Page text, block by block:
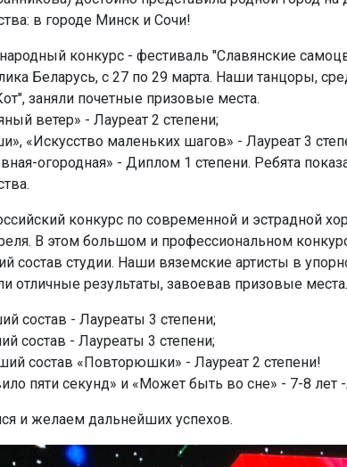
в городе Минск и Сочи!
конкурс - фестиваль "Славянские
Беларусь, с 27 по 29 марта. Наши танцоры,
заняли почетные призовые места.
ветер» - Лауреат 2 степени;
«Искусство маленьких шагов» - Лауреат 3
огородная» - Диплом 1 степени. Ребята
конкурс по современной и эстрадной
В этом большом и профессиональном
состав студии. Наши вяземские артисты в
отличные результаты, завоевав призовые места.
состав - Лауреаты 3 степени;
состав - Лауреаты 3 степени;
состав «Повторюшки» - Лауреат 2 степени!
пяти секунд» и «Может быть во сне» - 7-8 лет
и желаем дальнейших успехов.